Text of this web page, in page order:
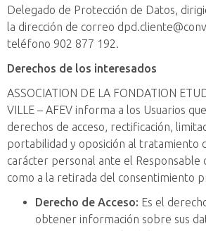
Delegado de Protección de Datos,
la dirección de correo
teléfono 902 877 192.
Derechos de los interesados
ASSOCIATION DE LA FONDATION
VILLE – AFEV informa a los Usuarios
derechos de acceso, rectificación,
portabilidad y oposición al tratamiento
carácter personal ante el Responsable
como a la retirada del consentimiento
Derecho de Acceso: Es el
obtener información sobre sus